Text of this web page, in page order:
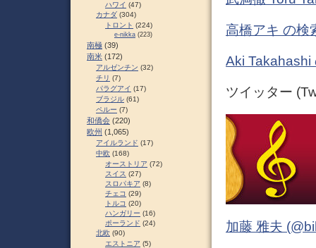
高橋アキ の検
Aki Takahashi
ツイッター
加藤 雅夫
ハワイ (47)
カナダ (304)
トロント (224)
e-nikka (223)
南極 (39)
南米 (172)
アルゼンチン (32)
チリ (7)
パラグアイ (17)
ブラジル (61)
ペルー (7)
和僑会 (220)
欧州 (1,065)
アイルランド (17)
中欧 (168)
オーストリア (72)
スイス (27)
スロパキア (8)
チェコ (29)
トルコ (20)
ハンガリー (16)
ポーランド (24)
北欧 (90)
エストニア (5)